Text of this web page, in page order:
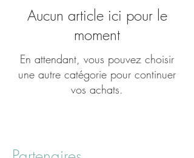
Aucun article ici pour le
moment
En attendant, vous pouvez choisir
une autre catégorie pour continuer
vos achats.